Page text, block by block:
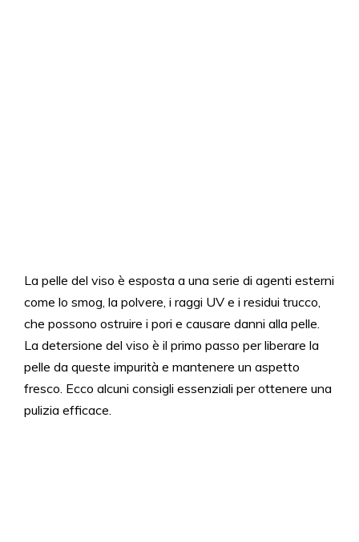
La pelle del viso è esposta a una serie di agenti esterni
come lo smog, la polvere, i raggi UV e i residui trucco,
che possono ostruire i pori e causare danni alla pelle.
La detersione del viso è il primo passo per liberare la
pelle da queste impurità e mantenere un aspetto
fresco. Ecco alcuni consigli essenziali per ottenere una
pulizia efficace.